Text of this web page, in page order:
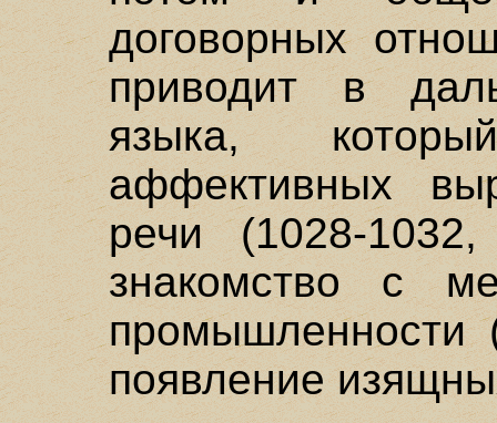
договорных
приводит в
языка,
аффективных
речи (1028-
знакомство с
промышленности
появление